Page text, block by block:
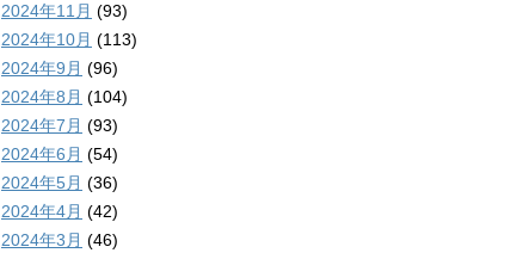
2024年11月 (93)
2024年10月 (113)
2024年9月 (96)
2024年8月 (104)
2024年7月 (93)
2024年6月 (54)
2024年5月 (36)
2024年4月 (42)
2024年3月 (46)